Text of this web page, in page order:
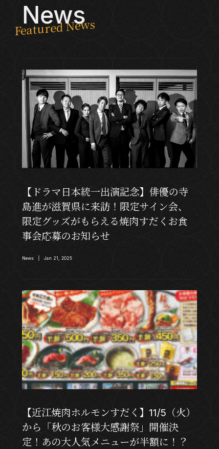
News
【ドラマ日本統一出演記念】俳優の寺
島進が滋賀県に来訪！限定サイン会、
限定グッズがもらえる焼肉すだくお食
事会応募のお知らせ
News | Jan 21, 2025
【近江焼肉ホルモンすだく】11/5（火）
から「秋のお客様大感謝祭」開催決
定！あの大人気メニューが半額に！？